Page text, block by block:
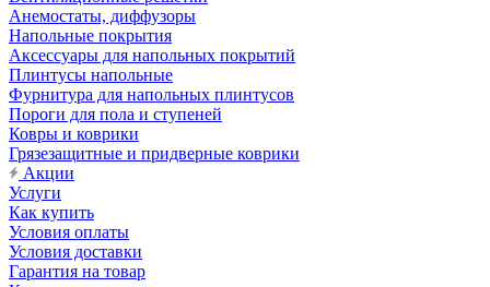
Анемостаты, диффузоры
Напольные покрытия
Аксессуары для напольных покрытий
Плинтусы напольные
Фурнитура для напольных плинтусов
Пороги для пола и ступеней
Ковры и коврики
Грязезащитные и придверные коврики
Акции
Услуги
Как купить
Условия оплаты
Условия доставки
Гарантия на товар